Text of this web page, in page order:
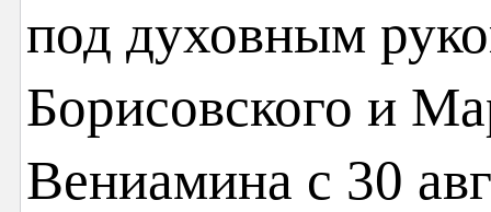
под духовным
Борисовского и
Вениамина с 30